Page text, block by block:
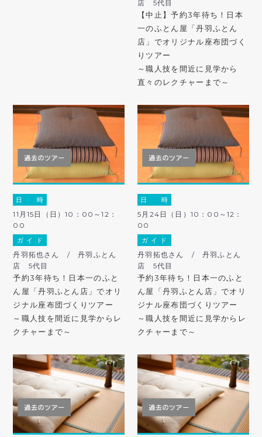
店 5代目
【中止】予約3年待ち！日本
一のふとん屋「丹羽ふとん
店」でオリジナル座布団づく
りツアー
～職人技を間近に見学から
直々のレクチャーまで～
日 時
11月15日（日）10：00～12：
00
ガ イ ド
丹羽拓也さん / 丹羽ふとん
店 5代目
予約3年待ち！日本一のふと
ん屋「丹羽ふとん店」でオリ
ジナル座布団づくりツアー
～職人技を間近に見学からレ
クチャーまで～
日 時
5月24日（日）10：00～12：
00
ガ イ ド
丹羽拓也さん / 丹羽ふとん
店 5代目
予約3年待ち！日本一のふと
ん屋「丹羽ふとん店」でオリ
ジナル座布団づくりツアー
～職人技を間近に見学からレ
クチャーまで～